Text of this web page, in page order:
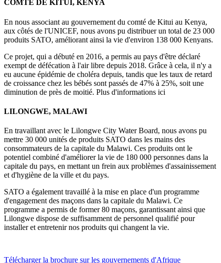
COMTÉ DE KITUI, KENYA
En nous associant au gouvernement du comté de Kitui au Kenya,
aux côtés de l'UNICEF, nous avons pu distribuer un total de 23 000
produits SATO, améliorant ainsi la vie d'environ 138 000 Kenyans.
Ce projet, qui a débuté en 2016, a permis au pays d'être déclaré
exempt de défécation à l'air libre depuis 2018. Grâce à cela, il n'y a
eu aucune épidémie de choléra depuis, tandis que les taux de retard
de croissance chez les bébés sont passés de 47% à 25%, soit une
diminution de près de moitié. Plus d'informations ici
LILONGWE, MALAWI
En travaillant avec le Lilongwe City Water Board, nous avons pu
mettre 30 000 unités de produits SATO dans les mains des
consommateurs de la capitale du Malawi. Ces produits ont le
potentiel combiné d'améliorer la vie de 180 000 personnes dans la
capitale du pays, en mettant un frein aux problèmes d'assainissement
et d'hygiène de la ville et du pays.
SATO a également travaillé à la mise en place d'un programme
d'engagement des maçons dans la capitale du Malawi. Ce
programme a permis de former 80 maçons, garantissant ainsi que
Lilongwe dispose de suffisamment de personnel qualifié pour
installer et entretenir nos produits qui changent la vie.
Télécharger la brochure sur les gouvernements d'Afrique